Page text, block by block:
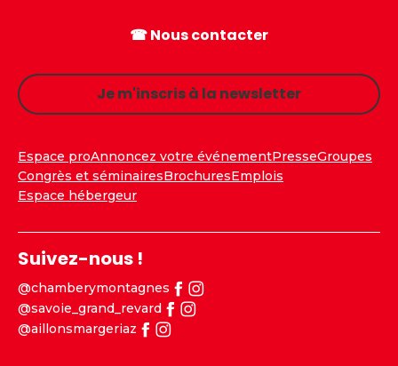
☎ Nous contacter
Je m'inscris à la newsletter
Espace proAnnoncez votre événementPresseGroupes
Congrès et séminairesBrochuresEmplois
Espace hébergeur
Suivez-nous !
@chamberymontagnes
@savoie_grand_revard
@aillonsmargeriaz